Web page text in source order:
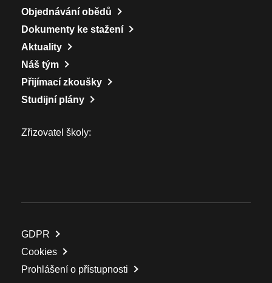
Objednávání obědů
Dokumenty ke stažení
Aktuality
Náš tým
Přijímací zkoušky
Studijní plány
Zřizovatel školy:
GDPR
Cookies
Prohlášení o přístupnosti